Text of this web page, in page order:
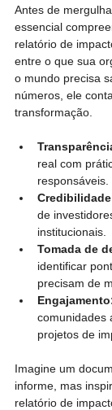
Antes de
essencial
relatório de
entre o que sua
o mundo precisa
números, ele
transformação.
real com
responsáveis.
de
institucionais.
Tomada de
identificar
precisam de
comunidades
projetos de
Imagine um
informe, mas
relatório de